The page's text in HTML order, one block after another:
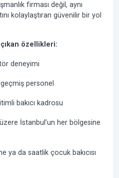
firması değil, aynı
kolaylaştıran güvenilir bir yol
çıkan özellikleri:
deneyimi
personel
bakıcı kadrosu
İstanbul’un her bölgesine
ya da saatlik çocuk bakıcısı